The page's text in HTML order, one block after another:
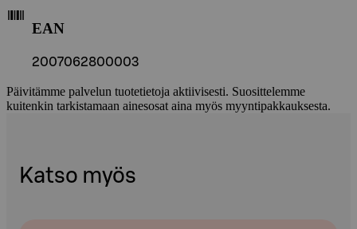
EAN
2007062800003
Päivitämme palvelun tuotetietoja aktiivisesti. Suosittelemme
kuitenkin tarkistamaan ainesosat aina myös myyntipakkauksesta.
Katso myös